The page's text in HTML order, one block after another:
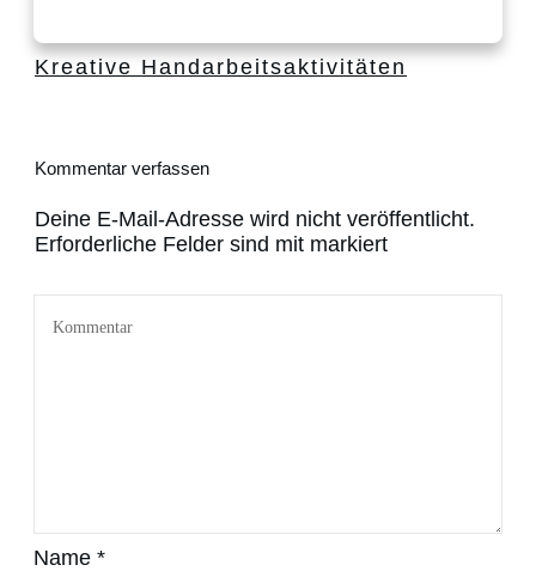
Kreative Handarbeitsaktivitäten
Kommentar verfassen
Deine E-Mail-Adresse wird nicht veröffentlicht.
Erforderliche Felder sind mit markiert
Name *